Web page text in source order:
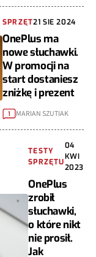
SPRZĘT21 SIE 2024
OnePlus ma
nowe słuchawki.
W promocji na
start dostaniesz
zniżkę i prezent
1 MARIAN SZUTIAK
TESTY
SPRZĘTU
04
KWI
2023
OnePlus
zrobił
słuchawki,
o które nikt
nie prosił.
Jak